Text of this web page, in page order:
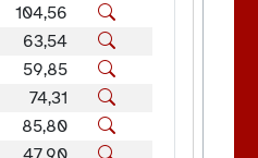
104,56
63,54
59,85
74,31
85,80